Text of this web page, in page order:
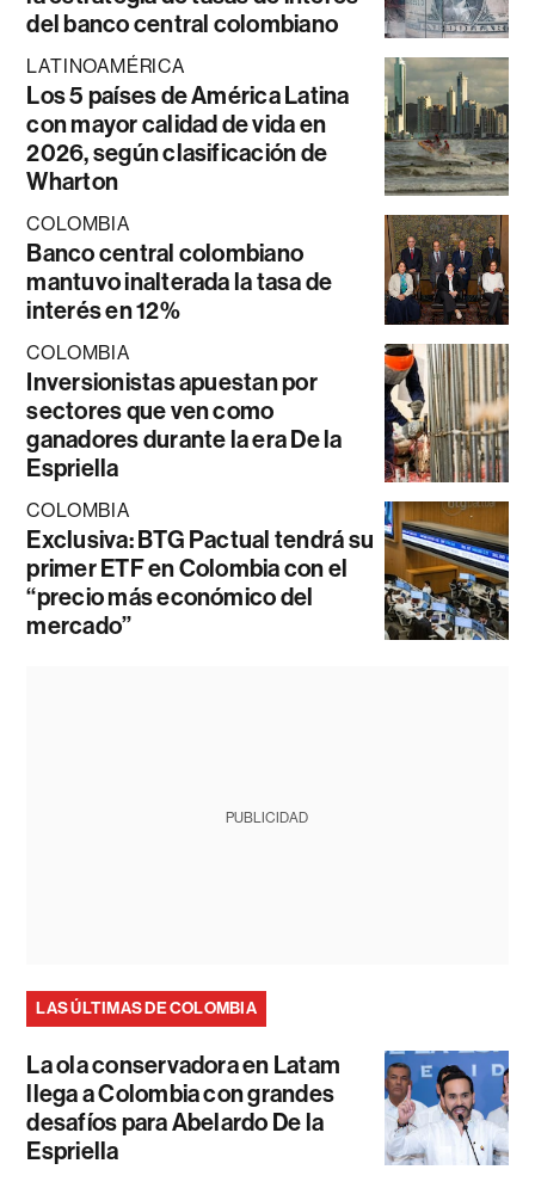
del banco central colombiano
LATINOAMÉRICA
Los 5 países de América Latina
con mayor calidad de vida en
2026, según clasificación de
Wharton
COLOMBIA
Banco central colombiano
mantuvo inalterada la tasa de
interés en 12%
COLOMBIA
Inversionistas apuestan por
sectores que ven como
ganadores durante la era De la
Espriella
COLOMBIA
Exclusiva: BTG Pactual tendrá su
primer ETF en Colombia con el
“precio más económico del
mercado”
PUBLICIDAD
LAS ÚLTIMAS DE COLOMBIA
La ola conservadora en Latam
llega a Colombia con grandes
desafíos para Abelardo De la
Espriella